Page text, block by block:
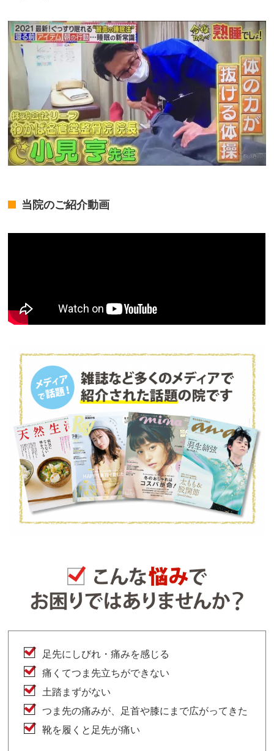
当院のご紹介動画
足先にしびれ・痛みを感じる
痛くてつま先立ちができない
土踏まずがない
つま先の痛みが、足首や膝にまで広がってきた
靴を履くと足先が痛い